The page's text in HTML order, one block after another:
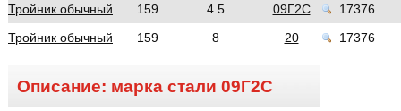
Тройник обычный
159 4.5 09Г2С
17376
Тройник обычный
159 8 20 17376
Описание: марка стали 09Г2С